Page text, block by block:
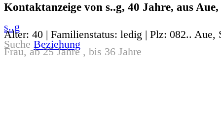
Kontaktanzeige von s..g, 40 Jahre, aus Aue,
s..g
Alter: 40 | Familienstatus: ledig | Plz: 082.. Aue,
Suche Beziehung
Frau, ab 25 Jahre , bis 36 Jahre